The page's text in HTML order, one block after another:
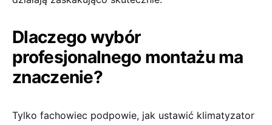
Dlaczego wybór
profesjonalnego montażu ma
znaczenie?
Tylko fachowiec podpowie, jak ustawić klimatyzator